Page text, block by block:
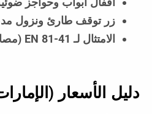
زر توقف طارئ ونزول
الامتثال لـEN 81-41
دليل الأسعار